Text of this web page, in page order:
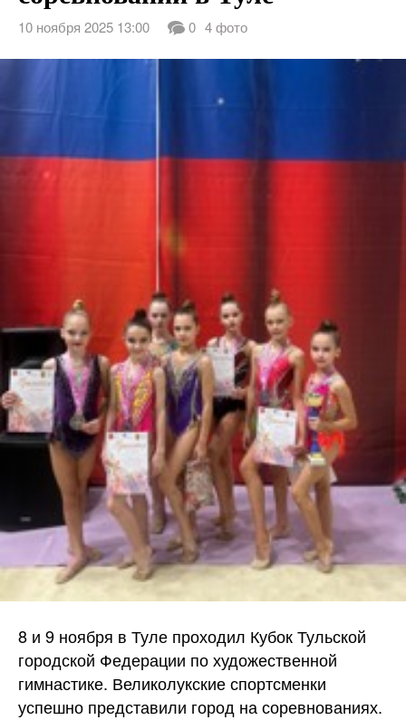
10 ноября 2025 13:00 0 4 фото
8 и 9 ноября в Туле проходил Кубок Тульской
городской Федерации по художественной
гимнастике. Великолукские спортсменки
успешно представили город на соревнованиях.